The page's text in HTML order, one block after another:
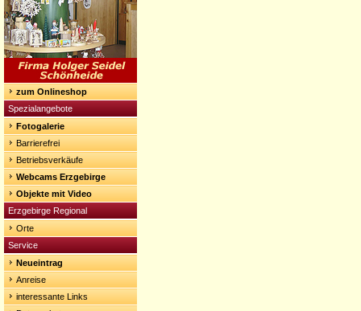
zum Onlineshop
Spezialangebote
Fotogalerie
Barrierefrei
Betriebsverkäufe
Webcams Erzgebirge
Objekte mit Video
Erzgebirge Regional
Orte
Service
Neueintrag
Anreise
interessante Links